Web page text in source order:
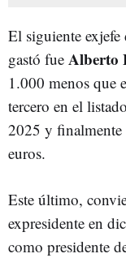
El siguiente
gastó fue Alberto
1.000 menos que
tercero en el
2025 y finalmente
euros.
Este último,
expresidente en
como presidente